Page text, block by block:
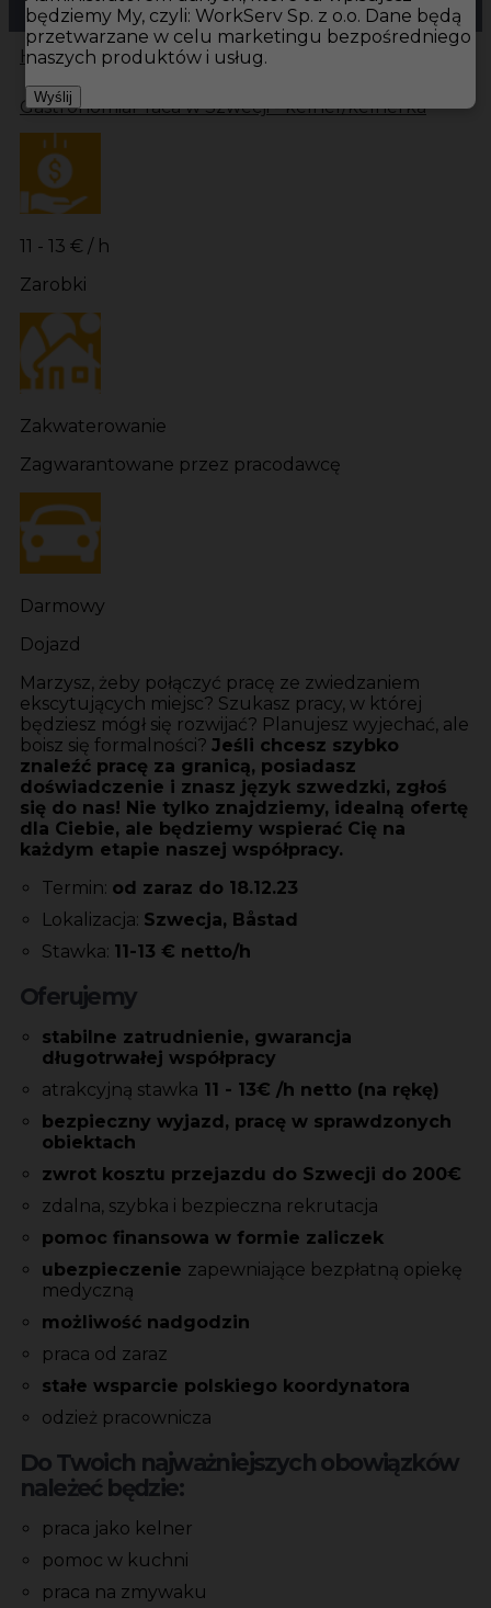
Hotistin Oferty pracyGastronomia Bastad
GastronomiaPraca w Szwecji - kelner/kelnerka
11 - 13 € / h
Zarobki
Zakwaterowanie
Zagwarantowane przez pracodawcę
Darmowy
Dojazd
Marzysz, żeby połączyć pracę ze zwiedzaniem
ekscytujących miejsc? Szukasz pracy, w której
będziesz mógł się rozwijać? Planujesz wyjechać, ale
boisz się formalności? Jeśli chcesz szybko
znaleźć pracę za granicą, posiadasz
doświadczenie i znasz język szwedzki, zgłoś
się do nas! Nie tylko znajdziemy, idealną ofertę
dla Ciebie, ale będziemy wspierać Cię na
każdym etapie naszej współpracy.
Termin: od zaraz do 18.12.23
Lokalizacja: Szwecja, Båstad
Stawka: 11-13 € netto/h
Oferujemy
stabilne zatrudnienie, gwarancja
długotrwałej współpracy
atrakcyjną stawka 11 - 13€ /h netto (na rękę)
bezpieczny wyjazd, pracę w sprawdzonych
obiektach
zwrot kosztu przejazdu do Szwecji do 200€
zdalna, szybka i bezpieczna rekrutacja
pomoc finansowa w formie zaliczek
ubezpieczenie zapewniające bezpłatną opiekę
medyczną
możliwość nadgodzin
praca od zaraz
stałe wsparcie polskiego koordynatora
odzież pracownicza
Do Twoich najważniejszych obowiązków
należeć będzie:
praca jako kelner
pomoc w kuchni
praca na zmywaku
będziemy My, czyli: WorkServ Sp. z o.o. Dane będą
przetwarzane w celu marketingu bezpośredniego
naszych produktów i usług.
Wyślij